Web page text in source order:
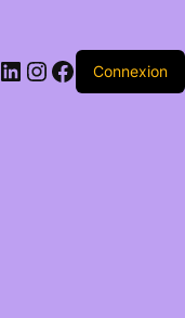
LinkedIn
Instagram
Facebook
Connexion